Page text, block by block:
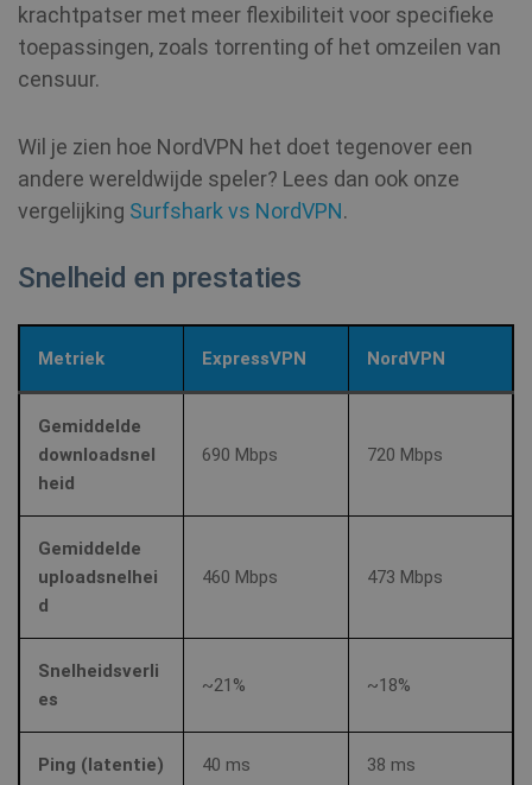
krachtpatser met meer flexibiliteit voor specifieke
toepassingen, zoals torrenting of het omzeilen van
censuur.
Wil je zien hoe NordVPN het doet tegenover een
andere wereldwijde speler? Lees dan ook onze
vergelijking Surfshark vs NordVPN.
Snelheid en prestaties
Metriek ExpressVPN NordVPN
Gemiddelde
downloadsnel
heid
690 Mbps 720 Mbps
Gemiddelde
uploadsnelhei
d
460 Mbps 473 Mbps
Snelheidsverli
es
~21% ~18%
Ping (latentie) 40 ms 38 ms